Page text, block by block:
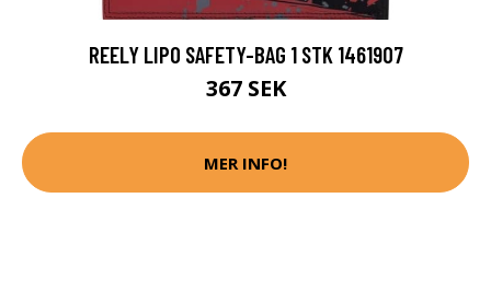
REELY LIPO SAFETY-BAG 1 STK 1461907
367 SEK
MER INFO!